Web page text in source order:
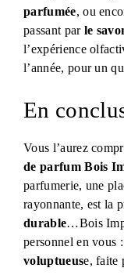
parfumée, ou
passant par le
l’expérience
l’année, pour un
En
Vous l’aurez
de parfum Bois
parfumerie, une
rayonnante, est la
durable…Bois
personnel en vous
voluptueuse, faite